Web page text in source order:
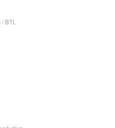
2000 devine o
experiențe. Concurează
George Brand Love
BTL